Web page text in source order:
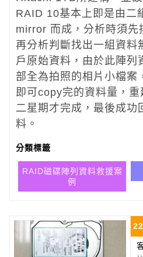
RAID 10基本上即是由二
mirror 而成，分析時須先
再分析判斷找出一組資料
戶原始資料，由於此陣列
部全為拍照的相片小檔案
即可copy完的資料量，
二星期才完成，最後成功
料。
分類標籤
RAID磁碟陣列資料救援案
例